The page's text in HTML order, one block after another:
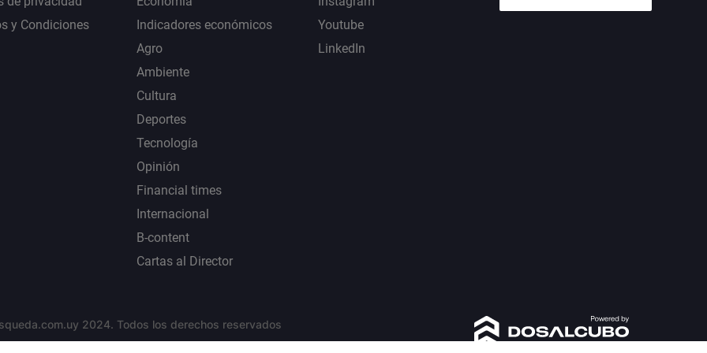
y Condiciones
Indicadores económicos
Agro
Ambiente
Cultura
Deportes
Tecnología
Opinión
Financial times
Internacional
B-content
Cartas al Director
Youtube
LinkedIn
2024. Todos los derechos reservados